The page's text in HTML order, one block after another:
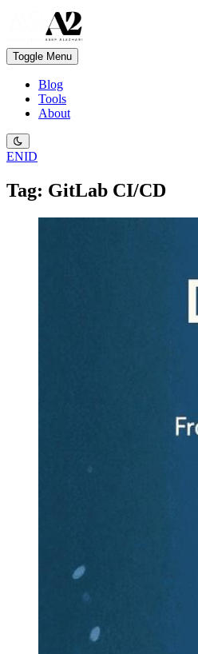
Toggle Menu
Blog
Tools
About
ENID
Tag: GitLab CI/CD